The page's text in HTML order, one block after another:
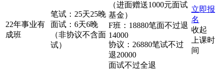
22年事业有
成班
笔试：25天25晚
面试：6天6晚
（非协议不含面
试）
（进面赠送1000元面试
基金）
F班：18880笔面不过退
14000
协议：26880笔试不过
退20000
面试不过全退
立即报
名
收起
上课时
间